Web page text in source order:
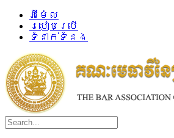
អ៊ីម៉ែល
របៀបប្រើ
ទំនាក់ទំនង